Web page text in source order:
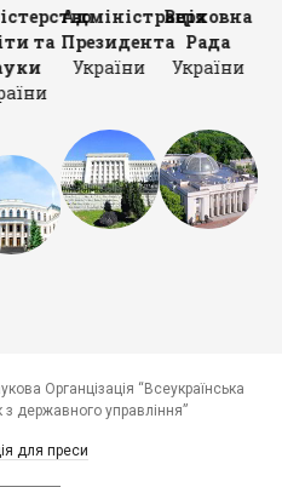
та
Адміністрація
Президента
України
Верховна
Рада
України
Органцізація “Всеукраїнська
державного управління”
для преси